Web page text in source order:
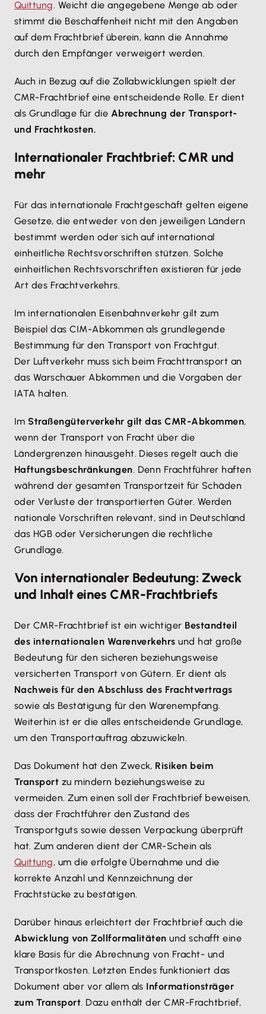
Quittung. Weicht die angegebene Menge ab oder
stimmt die Beschaffenheit nicht mit den Angaben
auf dem Frachtbrief überein, kann die Annahme
durch den Empfänger verweigert werden.
Auch in Bezug auf die Zollabwicklungen spielt der
CMR-Frachtbrief eine entscheidende Rolle. Er dient
als Grundlage für die Abrechnung der Transport-
und Frachtkosten.
Internationaler Frachtbrief: CMR und
mehr
Für das internationale Frachtgeschäft gelten eigene
Gesetze, die entweder von den jeweiligen Ländern
bestimmt werden oder sich auf international
einheitliche Rechtsvorschriften stützen. Solche
einheitlichen Rechtsvorschriften existieren für jede
Art des Frachtverkehrs.
Im internationalen Eisenbahnverkehr gilt zum
Beispiel das CIM-Abkommen als grundlegende
Bestimmung für den Transport von Frachtgut.
Der Luftverkehr muss sich beim Frachttransport an
das Warschauer Abkommen und die Vorgaben der
IATA halten.
ImStraßengüterverkehr gilt das CMR-Abkommen,
wenn der Transport von Fracht über die
Ländergrenzen hinausgeht. Dieses regelt auch die
Haftungsbeschränkungen. Denn Frachtführer haften
während der gesamten Transportzeit für Schäden
oder Verluste der transportierten Güter. Werden
nationale Vorschriften relevant, sind in Deutschland
das HGB oder Versicherungen die rechtliche
Grundlage.
Von internationaler Bedeutung: Zweck
und Inhalt eines CMR-Frachtbriefs
Der CMR-Frachtbrief ist ein wichtiger Bestandteil
des internationalen Warenverkehrs und hat große
Bedeutung für den sicheren beziehungsweise
versicherten Transport von Gütern. Er dient als
Nachweis für den Abschluss des Frachtvertrags
sowie als Bestätigung für den Warenempfang.
Weiterhin ist er die alles entscheidende Grundlage,
um den Transportauftrag abzuwickeln.
Das Dokument hat den Zweck, Risiken beim
Transport zu mindern beziehungsweise zu
vermeiden. Zum einen soll der Frachtbrief beweisen,
dass der Frachtführer den Zustand des
Transportguts sowie dessen Verpackung überprüft
hat. Zum anderen dient der CMR-Schein als
Quittung, um die erfolgte Übernahme und die
korrekte Anzahl und Kennzeichnung der
Frachtstücke zu bestätigen.
Darüber hinaus erleichtert der Frachtbrief auch die
Abwicklung von Zollformalitäten und schafft eine
klare Basis für die Abrechnung von Fracht- und
Transportkosten. Letzten Endes funktioniert das
Dokument aber vor allem als Informationsträger
zum Transport. Dazu enthält der CMR-Frachtbrief,